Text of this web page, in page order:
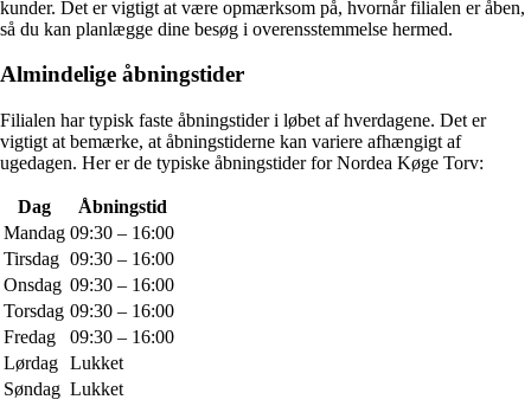
kunder. Det er vigtigt at være opmærksom på, hvornår filialen er åben,
så du kan planlægge dine besøg i overensstemmelse hermed.
Almindelige åbningstider
Filialen har typisk faste åbningstider i løbet af hverdagene. Det er
vigtigt at bemærke, at åbningstiderne kan variere afhængigt af
ugedagen. Her er de typiske åbningstider for Nordea Køge Torv:
Dag
Åbningstid
Mandag 09:30 – 16:00
Tirsdag 09:30 – 16:00
Onsdag 09:30 – 16:00
Torsdag 09:30 – 16:00
Fredag
09:30 – 16:00
Lørdag Lukket
Søndag Lukket